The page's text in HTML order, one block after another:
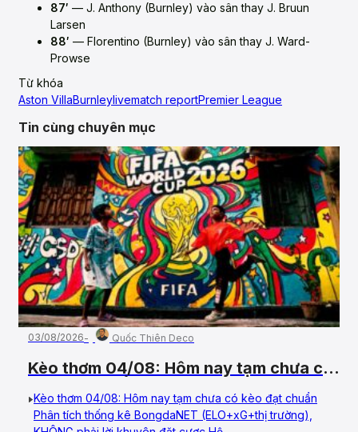
87′ — J. Anthony (Burnley) vào sân thay J. Bruun
Larsen
88′ — Florentino (Burnley) vào sân thay J. Ward-
Prowse
Từ khóa
Aston VillaBurnleylivematch reportPremier League
Tin cùng chuyên mục
03/08/2026 Quốc Thiên Deco
Kèo thơm 04/08: Hôm nay tạm chưa có
Kèo thơm 04/08: Hôm nay tạm chưa có kèo đạt chuẩn
Phân tích thống kê BongdaNET (ELO+xG+thị trường),